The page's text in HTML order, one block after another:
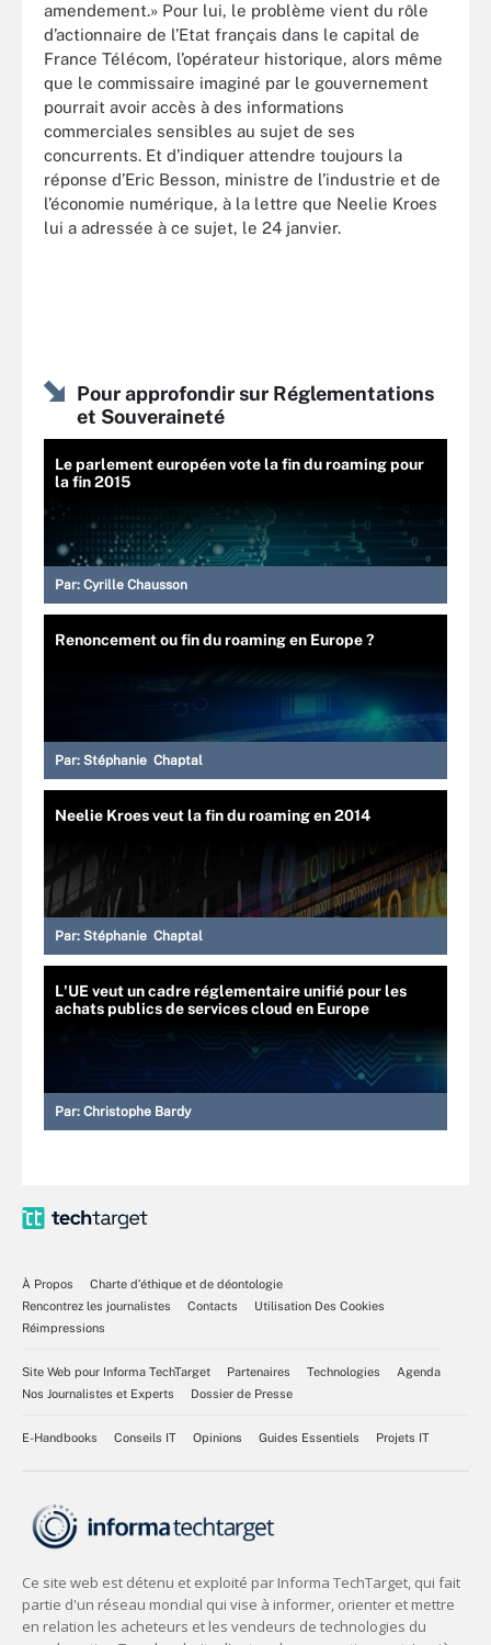
amendement.» Pour lui, le problème vient du rôle
d’actionnaire de l’Etat français dans le capital de
France Télécom, l’opérateur historique, alors même
que le commissaire imaginé par le gouvernement
pourrait avoir accès à des informations
commerciales sensibles au sujet de ses
concurrents. Et d’indiquer attendre toujours la
réponse d’Eric Besson, ministre de l’industrie et de
l’économie numérique, à la lettre que Neelie Kroes
lui a adressée à ce sujet, le 24 janvier.
Pour approfondir sur Réglementations
et Souveraineté
Le parlement européen vote la fin du roaming pour
la fin 2015
Par: Cyrille Chausson
Renoncement ou fin du roaming en Europe ?
Par: Stéphanie Chaptal
Neelie Kroes veut la fin du roaming en 2014
Par: Stéphanie Chaptal
L'UE veut un cadre réglementaire unifié pour les
achats publics de services cloud en Europe
Par: Christophe Bardy
À Propos
Charte d’éthique et de déontologie
Rencontrez les journalistes
Contacts
Utilisation Des Cookies
Réimpressions
Site Web pour Informa TechTarget Partenaires Technologies
Agenda
Nos Journalistes et Experts
Dossier de Presse
E-Handbooks Conseils IT Opinions Guides Essentiels Projets IT